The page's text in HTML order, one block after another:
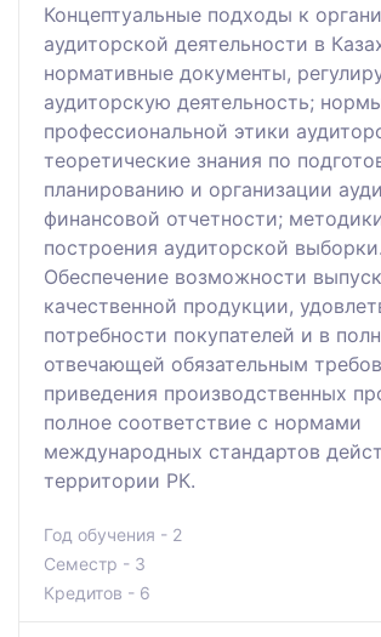
Концептуальные подходы к
аудиторской деятельности в
нормативные документы,
аудиторскую деятельность;
профессиональной этики
теоретические знания по
планированию и организации
финансовой отчетности;
построения аудиторской выборки.
Обеспечение возможности
качественной продукции,
потребности покупателей и в
отвечающей обязательным
приведения производственных
полное соответствие с нормами
международных стандартов
территории РК.
Год обучения - 2
Семестр - 3
Кредитов - 6